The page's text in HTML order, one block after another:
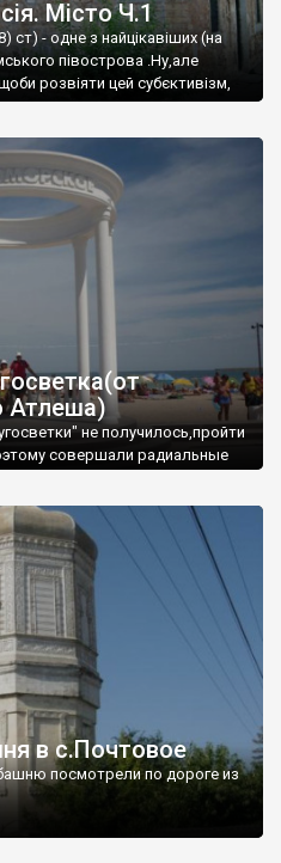
Місто Ч.1
ст) - одне з найцікавіших (на
півострова .Ну,але
розвіяти цей субєктивізм,
Атлеша)
не получилось,пройти
совершали радиальные
в с.Почтовое
посмотрели по дороге из